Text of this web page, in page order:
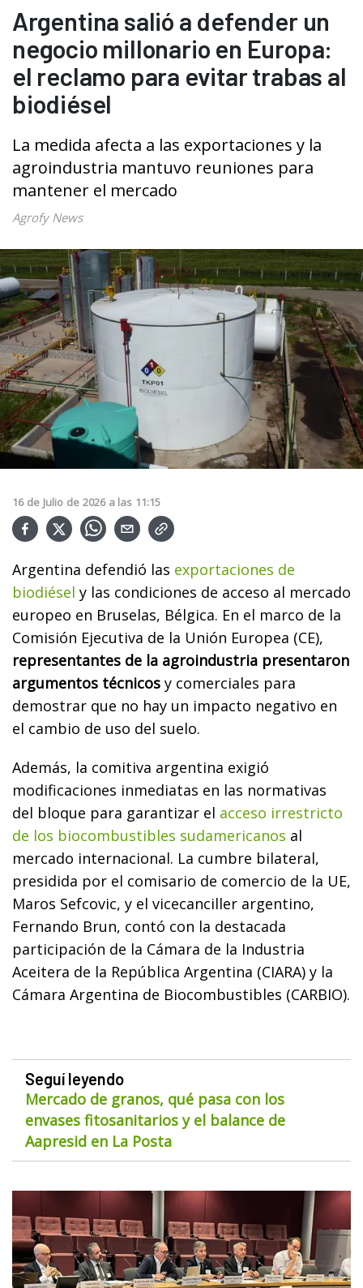
Argentina salió a defender un
negocio millonario en Europa:
el reclamo para evitar trabas al
biodiésel
La medida afecta a las exportaciones y la
agroindustria mantuvo reuniones para
mantener el mercado
Agrofy News
16 de Julio de 2026 a las 11:15
Argentina defendió las exportaciones de
biodiésel y las condiciones de acceso al mercado
europeo en Bruselas, Bélgica. En el marco de la
Comisión Ejecutiva de la Unión Europea (CE),
representantes de la agroindustria presentaron
argumentos técnicos y comerciales para
demostrar que no hay un impacto negativo en
el cambio de uso del suelo.
Además, la comitiva argentina exigió
modificaciones inmediatas en las normativas
del bloque para garantizar el acceso irrestricto
de los biocombustibles sudamericanos al
mercado internacional. La cumbre bilateral,
presidida por el comisario de comercio de la UE,
Maros Sefcovic, y el vicecanciller argentino,
Fernando Brun, contó con la destacada
participación de la Cámara de la Industria
Aceitera de la República Argentina (CIARA) y la
Cámara Argentina de Biocombustibles (CARBIO).
Seguí leyendo
Mercado de granos, qué pasa con los
envases fitosanitarios y el balance de
Aapresid en La Posta